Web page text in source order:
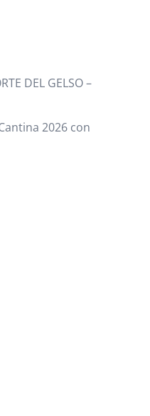
DEL GELSO –
2026 con